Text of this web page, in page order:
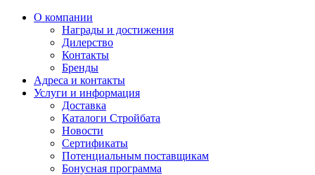
О компании
Награды и достижения
Дилерство
Контакты
Бренды
Адреса и контакты
Услуги и информация
Доставка
Каталоги Стройбата
Новости
Сертификаты
Потенциальным поставщикам
Бонусная программа